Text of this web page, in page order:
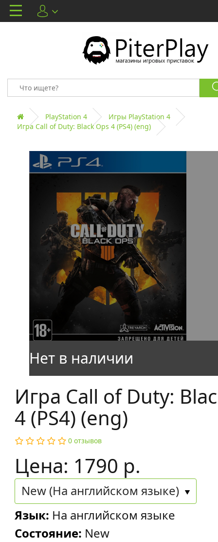
PlayStation 4
Игры PlayStation 4
Игра Call of Duty: Black Ops 4 (PS4) (eng)
Игра Call of Duty:
4 (PS4) (eng)
0 отзывов
Цена: 1790 р.
New (На английском языке)
Язык: На английском языке
Состояние: New